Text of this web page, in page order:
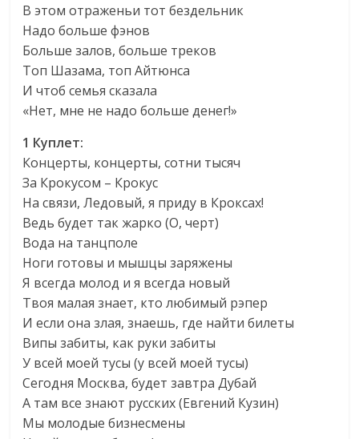
В этом отраженьи тот бездельник
Надо больше фэнов
Больше залов, больше треков
Топ Шазама, топ Айтюнса
И чтоб семья сказала
«Нет, мне не надо больше денег!»
1 Куплет:
Концерты, концерты, сотни тысяч
За Крокусом – Крокус
На связи, Ледовый, я приду в Кроксах!
Ведь будет так жарко (О, черт)
Вода на танцполе
Ноги готовы и мышцы заряжены
Я всегда молод и я всегда новый
Твоя малая знает, кто любимый рэпер
И если она злая, знаешь, где найти билеты
Випы забиты, как руки забиты
У всей моей тусы (у всей моей тусы)
Сегодня Москва, будет завтра Дубай
А там все знают русских (Евгений Кузин)
Мы молодые бизнесмены